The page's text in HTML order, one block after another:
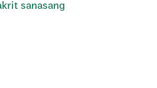
sanasang